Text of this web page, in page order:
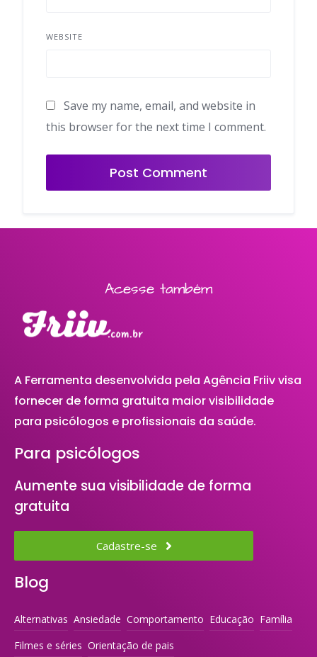
WEBSITE
Save my name, email, and website in
this browser for the next time I comment.
Acesse também
A Ferramenta desenvolvida pela Agência Friiv visa
fornecer de forma gratuita maior visibilidade
para psicólogos e profissionais da saúde.
Para psicólogos
Aumente sua visibilidade de forma
gratuita
Cadastre-se
Blog
Alternativas Ansiedade Comportamento Educação Família
Filmes e séries Orientação de pais